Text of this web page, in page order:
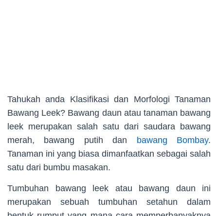
Tahukah anda Klasifikasi dan Morfologi Tanaman
Bawang Leek? Bawang daun atau tanaman bawang
leek merupakan salah satu dari saudara bawang
merah, bawang putih dan
bawang Bombay.
Tanaman ini yang biasa dimanfaatkan sebagai salah
satu dari bumbu masakan.
Tumbuhan bawang leek atau bawang daun ini
merupakan sebuah tumbuhan setahun dalam